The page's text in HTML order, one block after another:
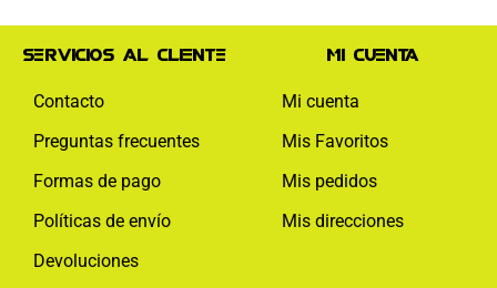
Servicios al cliente
Contacto
Preguntas frecuentes
Formas de pago
Políticas de envío
Devoluciones
Mi cuenta
Mi cuenta
Mis Favoritos
Mis pedidos
Mis direcciones